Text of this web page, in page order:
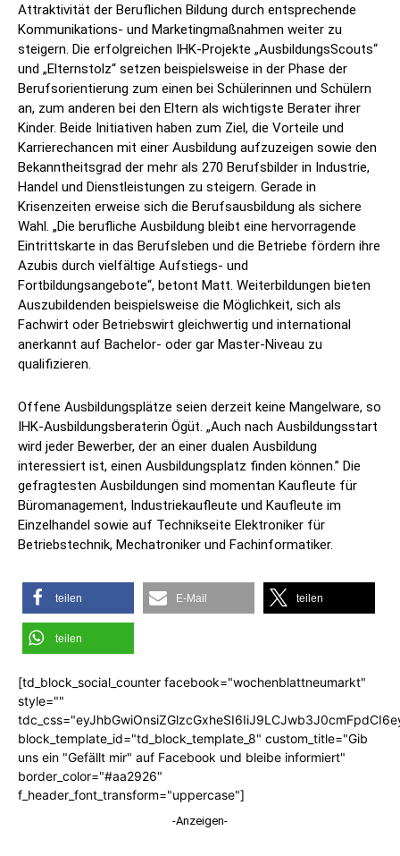
Attraktivität der Beruflichen Bildung durch entsprechende
Kommunikations- und Marketingmaßnahmen weiter zu
steigern. Die erfolgreichen IHK-Projekte „AusbildungsScouts“
und „Elternstolz“ setzen beispielsweise in der Phase der
Berufsorientierung zum einen bei Schülerinnen und Schülern
an, zum anderen bei den Eltern als wichtigste Berater ihrer
Kinder. Beide Initiativen haben zum Ziel, die Vorteile und
Karrierechancen mit einer Ausbildung aufzuzeigen sowie den
Bekanntheitsgrad der mehr als 270 Berufsbilder in Industrie,
Handel und Dienstleistungen zu steigern. Gerade in
Krisenzeiten erweise sich die Berufsausbildung als sichere
Wahl. „Die berufliche Ausbildung bleibt eine hervorragende
Eintrittskarte in das Berufsleben und die Betriebe fördern ihre
Azubis durch vielfältige Aufstiegs- und
Fortbildungsangebote“, betont Matt. Weiterbildungen bieten
Auszubildenden beispielsweise die Möglichkeit, sich als
Fachwirt oder Betriebswirt gleichwertig und international
anerkannt auf Bachelor- oder gar Master-Niveau zu
qualifizieren.
Offene Ausbildungsplätze seien derzeit keine Mangelware, so
IHK-Ausbildungsberaterin Ögüt. „Auch nach Ausbildungsstart
wird jeder Bewerber, der an einer dualen Ausbildung
interessiert ist, einen Ausbildungsplatz finden können.” Die
gefragtesten Ausbildungen sind momentan Kaufleute für
Büromanagement, Industriekaufleute und Kaufleute im
Einzelhandel sowie auf Technikseite Elektroniker für
Betriebstechnik, Mechatroniker und Fachinformatiker.
teilen E-Mail teilen
teilen
[td_block_social_counter facebook="wochenblattneumarkt"
style=""
block_template_id="td_block_template_8" custom_title="Gib
uns ein "Gefällt mir" auf Facebook und bleibe informiert"
border_color="#aa2926"
f_header_font_transform="uppercase"]
-Anzeigen-